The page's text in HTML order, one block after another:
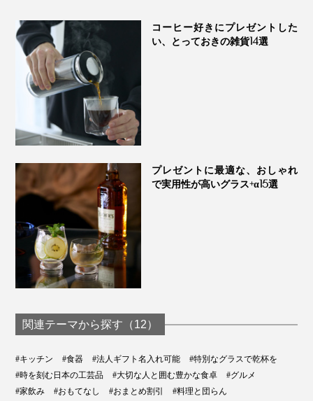
同梱の取り扱い説明書は、裏面に英語表記も。
桐の蓋には桜のロゴが。スリーブを重ね合わせるとピタ
ス
コーヒー好きにプレゼントした
い、とっておきの雑貨14選
プレゼントに最適な、おしゃれ
で実用性が高いグラス+α15選
関連テーマから探す（12）
#キッチン #食器 #法人ギフト名入れ可能
#特別なグラスで乾杯を
#時を刻む日本の工芸品
#大切な人と囲む豊かな食卓
#グルメ
#家飲み
#おもてなし #おまとめ割引
#料理と団らん